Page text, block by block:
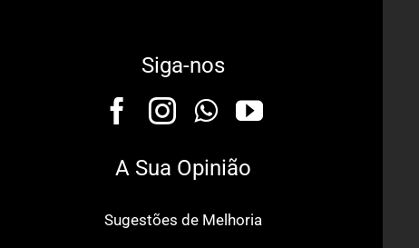
Siga-nos
A Sua Opinião
Sugestões de Melhoria